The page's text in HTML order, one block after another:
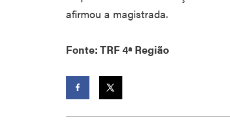
afirmou a magistrada.
Fonte: TRF 4ª Região